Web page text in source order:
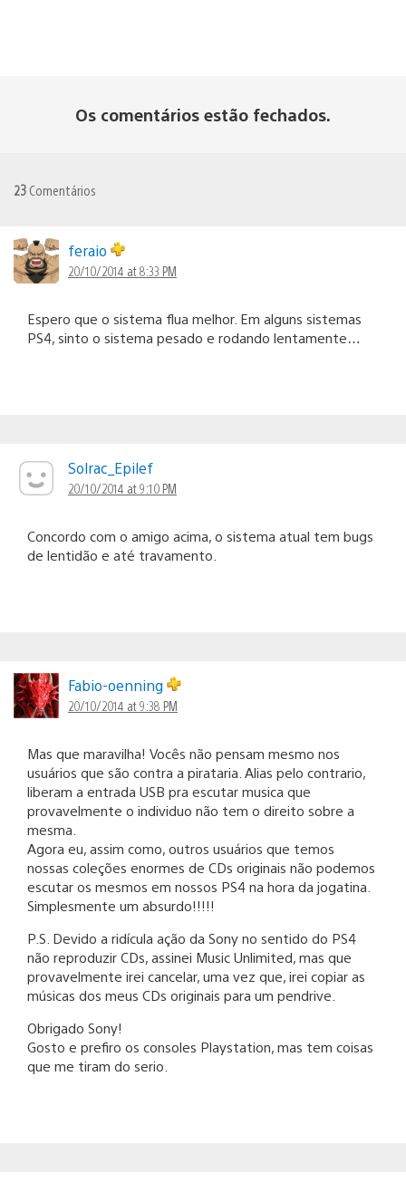
Os comentários estão fechados.
23 Comentários
feraio
20/10/2014 at 8:33 PM
Espero que o sistema flua melhor. Em alguns sistemas
PS4, sinto o sistema pesado e rodando lentamente…
Solrac_Epilef
20/10/2014 at 9:10 PM
Concordo com o amigo acima, o sistema atual tem bugs
de lentidão e até travamento.
Fabio-oenning
20/10/2014 at 9:38 PM
Mas que maravilha! Vocês não pensam mesmo nos
usuários que são contra a pirataria. Alias pelo contrario,
liberam a entrada USB pra escutar musica que
provavelmente o individuo não tem o direito sobre a
mesma.
Agora eu, assim como, outros usuários que temos
nossas coleções enormes de CDs originais não podemos
escutar os mesmos em nossos PS4 na hora da jogatina.
Simplesmente um absurdo!!!!!
P.S. Devido a ridícula ação da Sony no sentido do PS4
não reproduzir CDs, assinei Music Unlimited, mas que
provavelmente irei cancelar, uma vez que, irei copiar as
músicas dos meus CDs originais para um pendrive.
Obrigado Sony!
Gosto e prefiro os consoles Playstation, mas tem coisas
que me tiram do serio.